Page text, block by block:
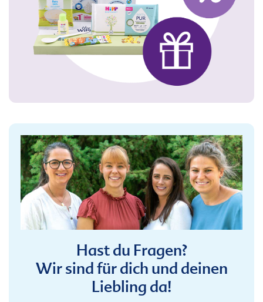
Hast du Fragen?
Wir sind für dich und deinen
Liebling da!